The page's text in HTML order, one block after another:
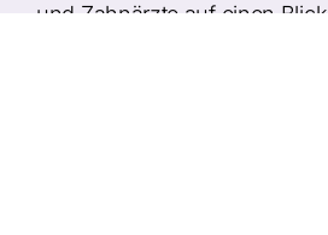
und Zahnärzte auf einen